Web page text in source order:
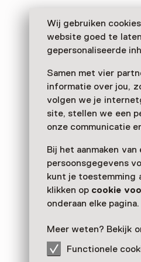
Wij gebruiken
website goed te
gepersonaliseerde
Samen met vier
informatie over jou,
volgen we je
site, stellen we een
onze communicatie
Bij het aanmaken
persoonsgegevens
kunt je toestemming
klikken op cookie
onderaan elke pagina.
Meer weten? Bekijk
Functionele
Das Museum Het
lebte. Hier bewohnte er
Instrumente schliff und
niederschrieb.
Verder lezen